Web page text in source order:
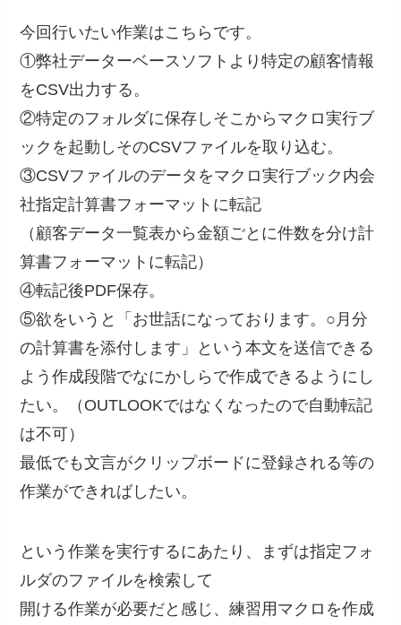
今回行いたい作業はこちらです。
①弊社データーベースソフトより特定の顧客情報
をCSV出力する。
②特定のフォルダに保存しそこからマクロ実行ブ
ックを起動しそのCSVファイルを取り込む。
③CSVファイルのデータをマクロ実行ブック内会
社指定計算書フォーマットに転記
（顧客データ一覧表から金額ごとに件数を分け計
算書フォーマットに転記）
④転記後PDF保存。
⑤欲をいうと「お世話になっております。○月分
の計算書を添付します」という本文を送信できる
よう作成段階でなにかしらで作成できるようにし
たい。（OUTLOOKではなくなったので自動転記
は不可）
最低でも文言がクリップボードに登録される等の
作業ができればしたい。
という作業を実行するにあたり、まずは指定フォ
ルダのファイルを検索して
開ける作業が必要だと感じ、練習用マクロを作成